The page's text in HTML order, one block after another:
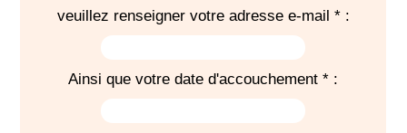
veuillez renseigner votre adresse e-mail * :
Ainsi que votre date d'accouchement * :
bodies
2-3 brassières laine ou gilets molleton (été comme
2-3 paireschaussons
bavoirs